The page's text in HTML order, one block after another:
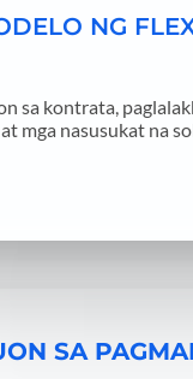
NG
sa kontrata,
mga nasusukat na
SA